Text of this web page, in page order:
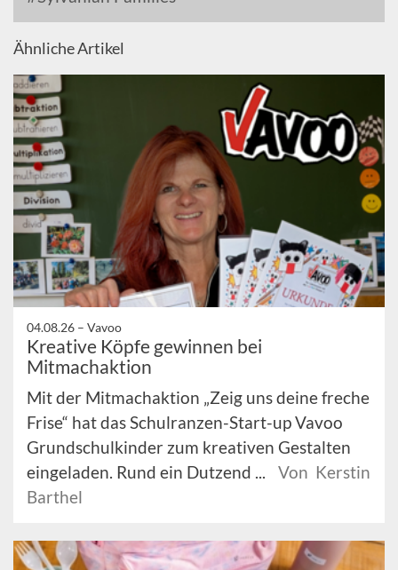
Ähnliche Artikel
04.08.26 – Vavoo
Kreative Köpfe gewinnen bei
Mitmachaktion
Mit der Mitmachaktion „Zeig uns deine freche
Frise“ hat das Schulranzen-Start-up Vavoo
Grundschulkinder zum kreativen Gestalten
eingeladen. Rund ein Dutzend ...
Von Kerstin
Barthel